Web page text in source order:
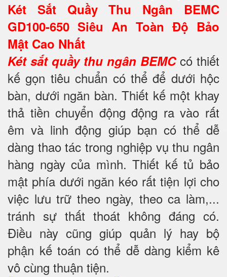
Két Sắt Quầy Thu Ngân BEMC
GD100-650 Siêu An Toàn Độ Bảo
Mật Cao Nhất
Két sắt quầy thu ngân BEMCcó thiết
kế gọn tiêu chuẩn có thể để dưới hộc
bàn, dưới ngăn bàn. Thiết kế một khay
thả tiền chuyển động động ra vào rất
êm và linh động giúp bạn có thể dễ
dàng thao tác trong nghiệp vụ thu ngân
hàng ngày của mình. Thiết kế tủ bảo
mật phía dưới ngăn kéo rất tiện lợi cho
việc lưu trữ theo ngày, theo ca làm,...
tránh sự thất thoát không đáng có.
Điều này cũng giúp quản lý hay bộ
phận kế toán có thể dễ dàng kiểm kê
vô cùng thuận tiện.